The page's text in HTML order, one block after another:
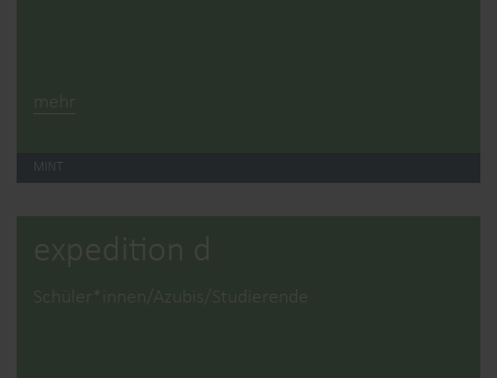
mehr
MINT
expedition d
Schüler*innen/Azubis/Studierende